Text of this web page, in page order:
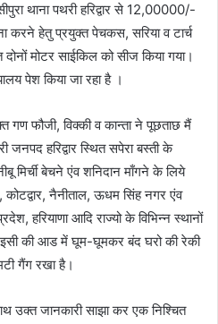
थाना पथरी हरिद्वार से 12,00000/-
हेतु प्रयुक्त पेचकस, सरिया व टार्च
मोटर साईकिल को सीज किया गया।
पेश किया जा रहा है ।
गण फौजी, विक्की व कान्ता ने पूछताछ मैं
जनपद हरिद्वार स्थित सपेरा बस्ती के
मिर्ची बेचने एंव शनिदान माँगने के लिये
कोटद्वार, नैनीताल, ऊधम सिंह नगर एंव
हरियाणा आदि राज्यो के विभिन्न स्थानों
की आड में घूम-घूमकर बंद घरो की रेकी
गैंग रखा है।
जानकारी साझा कर एक निश्चित